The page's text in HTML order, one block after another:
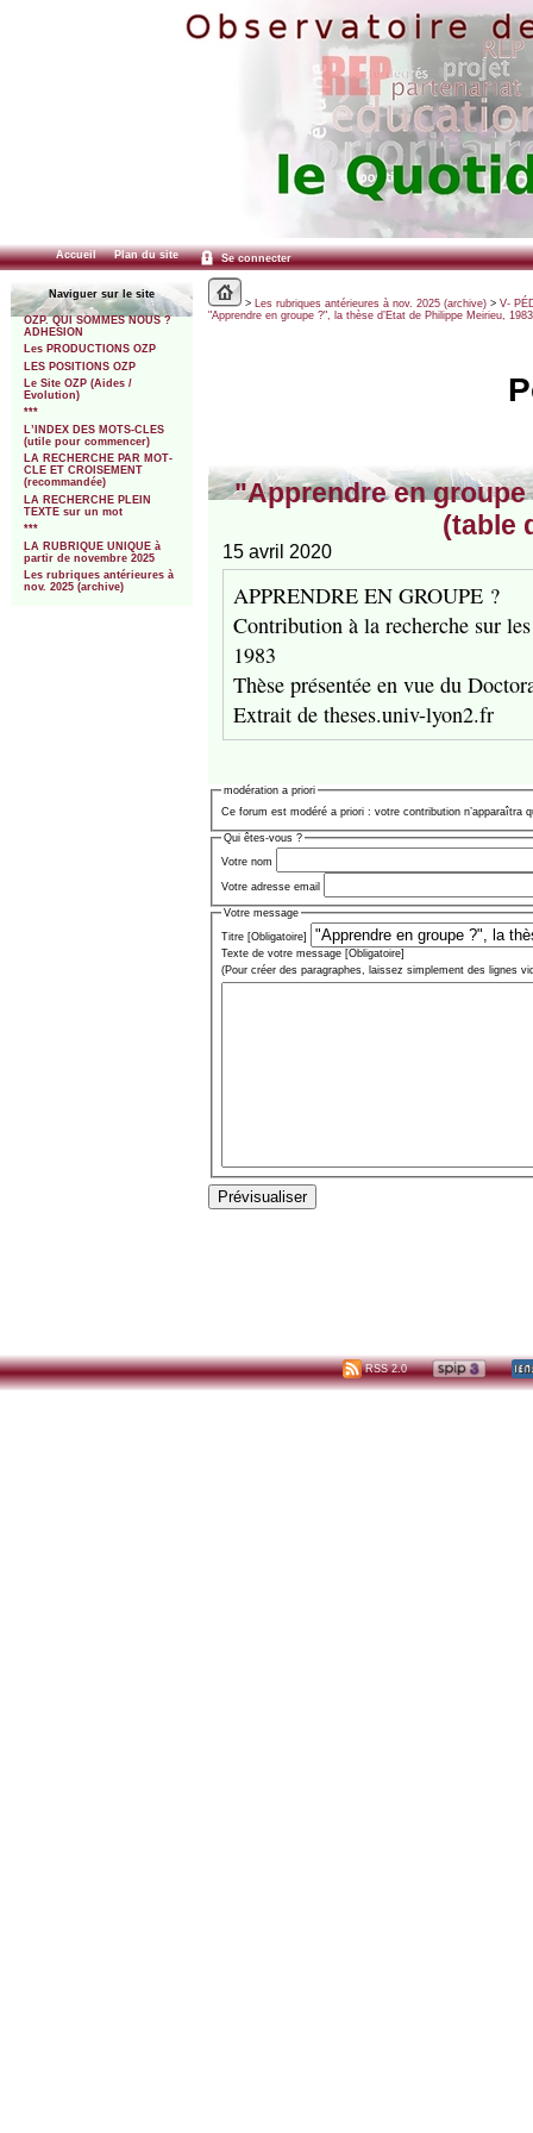
Accueil Plan du site Se connecter
Naviguer sur le site
OZP. QUI SOMMES NOUS ?
ADHESION
Les PRODUCTIONS OZP
LES POSITIONS OZP
Le Site OZP (Aides /
Evolution)
***
L’INDEX DES MOTS-CLES
(utile pour commencer)
LA RECHERCHE PAR MOT-
CLE ET CROISEMENT
(recommandée)
LA RECHERCHE PLEIN
TEXTE sur un mot
***
LA RUBRIQUE UNIQUE à
partir de novembre 2025
Les rubriques antérieures à
nov. 2025 (archive)
> Les rubriques antérieures à nov. 2025 (archive)> V-
"Apprendre en groupe ?", la thèse d’Etat de Philippe Meirieu,
"Apprendre en groupe
(table
15 avril 2020
APPRENDRE EN GROUPE ?
Contribution à la recherche sur
1983
Thèse présentée en vue du
Extrait de theses.univ-lyon2.fr
modération a priori
Ce forum est modéré a priori : votre contribution n’apparaîtra
Qui êtes-vous ?
Votre nom
Votre adresse email
Votre message
Titre [Obligatoire]
Texte de votre message [Obligatoire]
(Pour créer des paragraphes, laissez simplement des lignes
RSS 2.0